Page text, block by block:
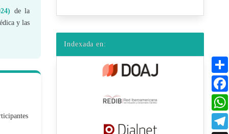
de la
y las
Indexada en: